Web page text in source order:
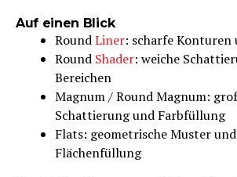
Auf einen Blick
RoundLiner: scharfe Konturen
Round Shader: weiche
Bereichen
Magnum / Round Magnum:
Schattierung und Farbfüllung
Flats: geometrische Muster
Flächenfüllung